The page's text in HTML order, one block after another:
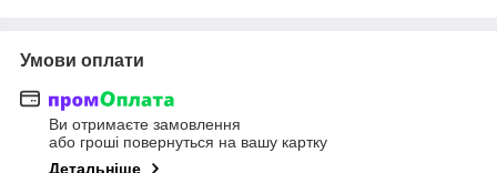
Умови оплати
Ви отримаєте замовлення
або гроші повернуться на вашу картку
Детальніше